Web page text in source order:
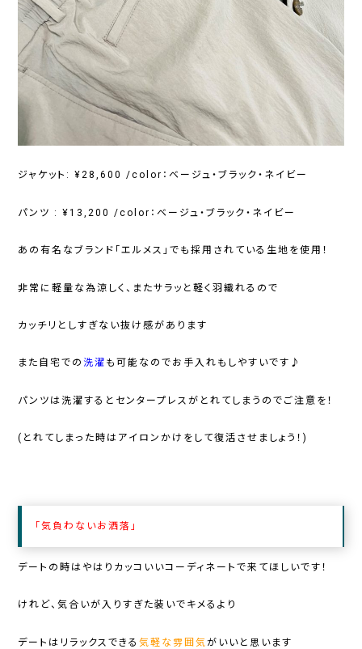
ジャケット: ¥28,600 /color：ベージュ・ブラック・ネイビー
パンツ : ¥13,200 /color：ベージュ・ブラック・ネイビー
あの有名なブランド「エルメス 」でも採用されている生地を使用！
非常に軽量な為涼しく、またサラッと軽く羽織れるので
カッチリとしすぎない抜け感があります
また自宅での 洗濯 も可能なのでお手入れもしやすいです♪
パンツは洗濯するとセンタープレスがとれてしまうのでご注意を！
(とれてしまった時はアイロンかけをして復活させましょう！)
「気負わないお洒落」
デートの時はやはりカッコいいコーディネートで来てほしいです！
けれど、気合いが入りすぎた装いでキメるより
デートはリラックスできる気軽な雰囲気がいいと思います